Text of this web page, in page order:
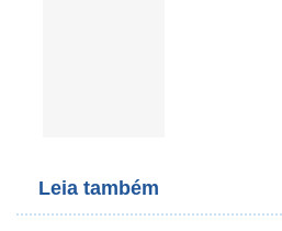
Leia também